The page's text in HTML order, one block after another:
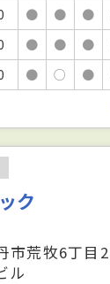
● ● ●
● ● ●
● ○ ●
ク
市荒牧6丁目
ル